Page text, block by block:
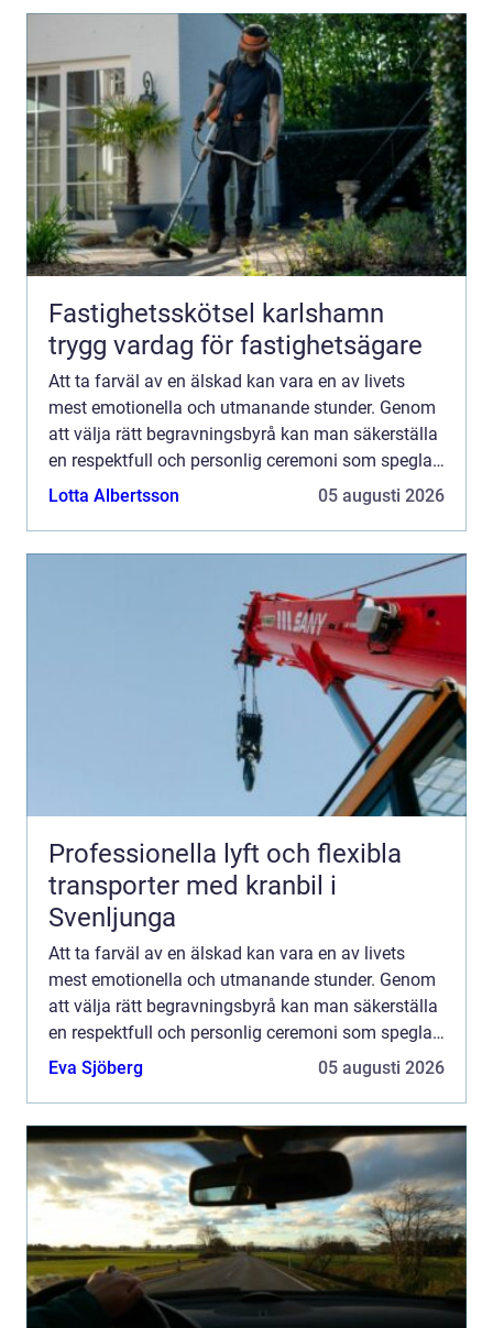
Fastighetsskötsel karlshamn
trygg vardag för fastighetsägare
Att ta farväl av en älskad kan vara en av livets
mest emotionella och utmanande stunder. Genom
att välja rätt begravningsbyrå kan man säkerställa
en respektfull och personlig ceremoni som speglar
den avlidnes liv o...
Lotta Albertsson 05 augusti 2026
Professionella lyft och flexibla
transporter med kranbil i
Svenljunga
Att ta farväl av en älskad kan vara en av livets
mest emotionella och utmanande stunder. Genom
att välja rätt begravningsbyrå kan man säkerställa
en respektfull och personlig ceremoni som speglar
den avlidnes liv o...
Eva Sjöberg 05 augusti 2026